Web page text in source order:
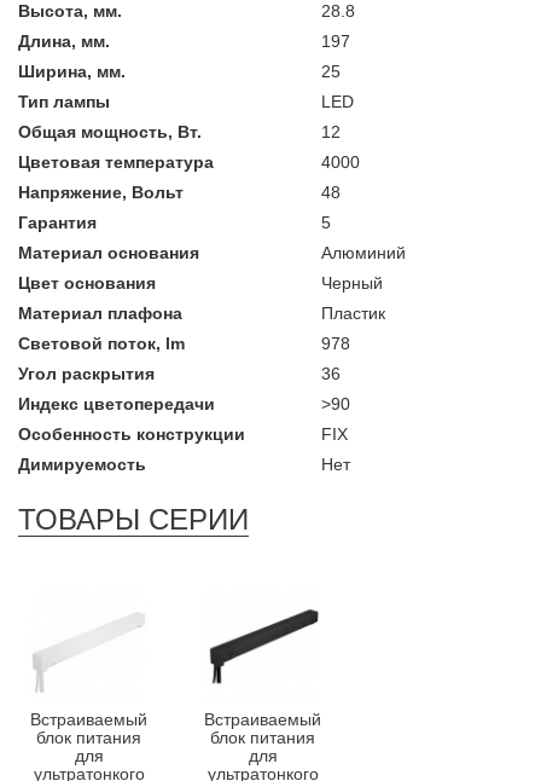
Высота, мм.
28.8
Длина, мм.
197
Ширина, мм.
25
Тип лампы
LED
Общая мощность, Вт.
12
Цветовая температура
4000
Напряжение, Вольт
48
Гарантия
5
Материал основания
Алюминий
Цвет основания
Черный
Материал плафона
Пластик
Световой поток, lm
978
Угол раскрытия
36
Индекс цветопередачи
>90
Особенность конструкции
FIX
Димируемость
Нет
ТОВАРЫ СЕРИИ
Встраиваемый
блок питания
для
ультратонкого
Встраиваемый
блок питания
для
ультратонкого